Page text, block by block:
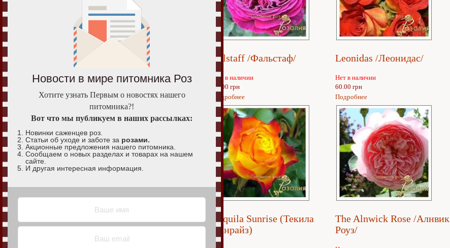
Falstaff /Фальстаф/
Нет в наличии
70.00 грн
Подробнее
Leonidas /Леонидас/
Нет в наличии
60.00 грн
Подробнее
Tequila Sunrise (Текила
Санрайз)
The Alnwick Rose /Алнвик
Роуз/
Новости в мире питомника Роз
Хотите узнать Первым о новостях нашего
питомника?!
Вот что мы публикуем в наших рассылках:
Новинки саженцев роз.
Статьи об уходе и заботе за розами.
Акционные предложения нашего питомника.
Сообщаем о новых разделах и товарах на нашем
сайте.
И другая интересная информация.